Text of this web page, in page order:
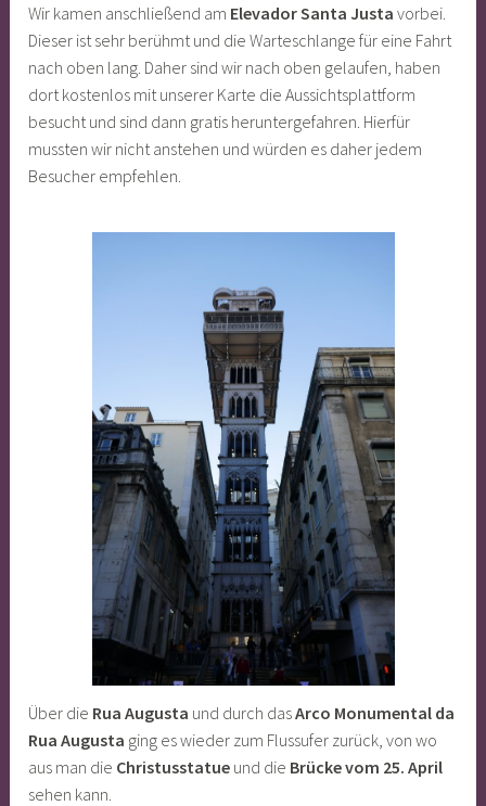
Wir kamen anschließend am Elevador Santa Justa vorbei.
Dieser ist sehr berühmt und die Warteschlange für eine Fahrt
nach oben lang. Daher sind wir nach oben gelaufen, haben
dort kostenlos mit unserer Karte die Aussichtsplattform
besucht und sind dann gratis heruntergefahren. Hierfür
mussten wir nicht anstehen und würden es daher jedem
Besucher empfehlen.
Über die Rua Augusta und durch dasArco Monumental da
Rua Augusta ging es wieder zum Flussufer zurück, von wo
aus man die Christusstatue und die Brücke vom 25. April
sehen kann.